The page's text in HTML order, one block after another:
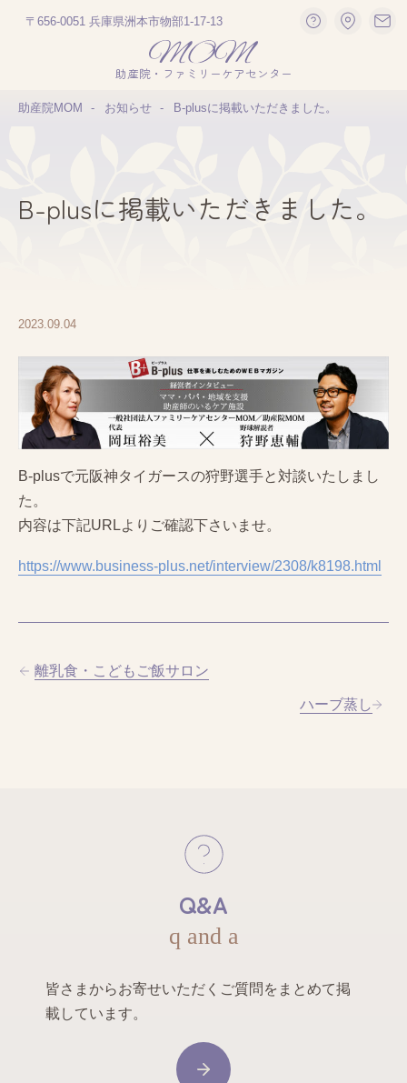
〒656-0051 兵庫県洲本市物部1-17-13
助産院・ファミリーケアセンター
助産院MOM お知らせ B-plusに掲載いただきました。
B-plusに掲載いただきました。
2023.09.04
B-plusで元阪神タイガースの狩野選手と対談いたしまし
た。
内容は下記URLよりご確認下さいませ。
https://www.business-plus.net/interview/2308/k8198.html
離乳食・こどもご飯サロン
ハーブ蒸し
Q&A
q and a
皆さまからお寄せいただくご質問をまとめて掲
載しています。